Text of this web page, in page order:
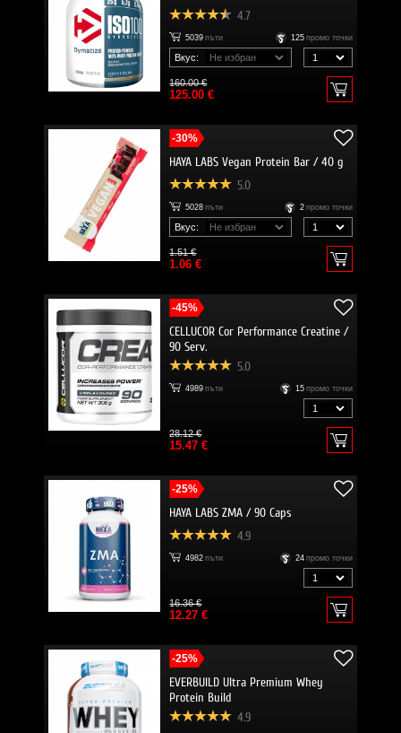
4.7
5039 пъти 125 промо точки
Вкус:
160.00 €
125.00 €
-30%
HAYA LABS Vegan Protein Bar / 40 g
5.0
5028 пъти 2 промо точки
Вкус:
1.51 €
1.06 €
-45%
CELLUCOR Cor Performance Creatine /
90 Serv.
5.0
4989 пъти 15 промо точки
28.12 €
15.47 €
-25%
HAYA LABS ZMA / 90 Caps
4.9
4982 пъти 24 промо точки
16.36 €
12.27 €
-25%
EVERBUILD Ultra Premium Whey
Protein Build
4.9